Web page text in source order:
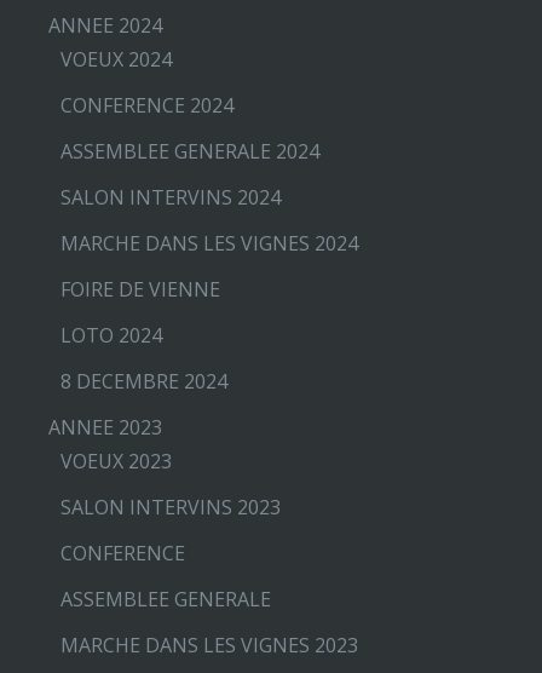
ANNEE 2024
VOEUX 2024
CONFERENCE 2024
ASSEMBLEE GENERALE 2024
SALON INTERVINS 2024
MARCHE DANS LES VIGNES 2024
FOIRE DE VIENNE
LOTO 2024
8 DECEMBRE 2024
ANNEE 2023
VOEUX 2023
SALON INTERVINS 2023
CONFERENCE
ASSEMBLEE GENERALE
MARCHE DANS LES VIGNES 2023